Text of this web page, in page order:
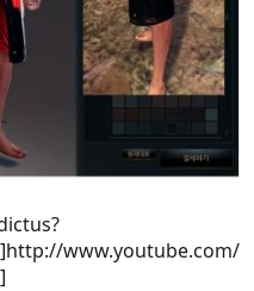
www.youtube.com/